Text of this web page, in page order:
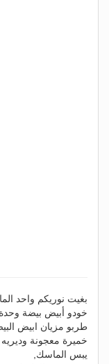
بغيت نوريكم واحد
خودو أبيض بيضة
طربو مزيان ابيض
خميرة معجونة
يبس الماسك,